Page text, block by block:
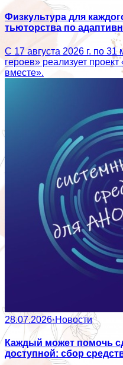
Физкультура для
тьюторства по
С 17 августа 2026 г. по
героев» реализует
вместе».
28.07.2026·Новости
Каждый может помочь
доступной: сбор